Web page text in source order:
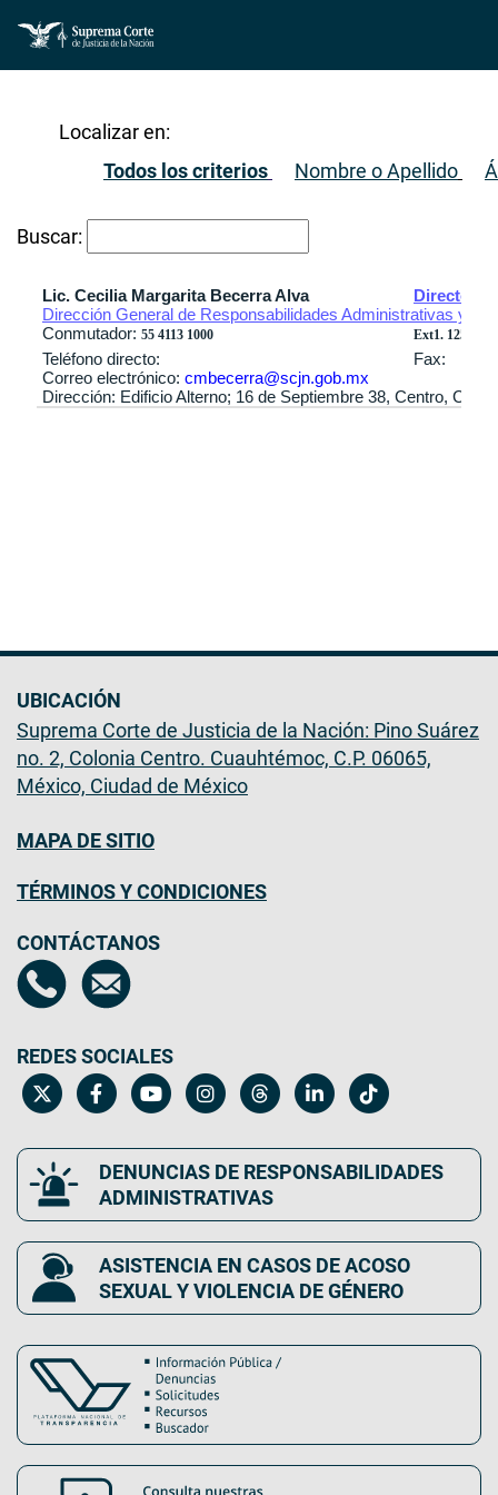
Localizar en:
Todos los criterios
Nombre o Apellido
Buscar:
Lic. Cecilia Margarita Becerra Alva
Directora
Dirección General de Responsabilidades Administrativas y de
Conmutador: 55 4113 1000 Ext1. 1252 /
Teléfono directo:
Fax:
Correo electrónico: cmbecerra@scjn.gob.mx
Dirección: Edificio Alterno; 16 de Septiembre 38, Centro,
UBICACIÓN
Suprema Corte de Justicia de la Nación: Pino Suárez
no. 2, Colonia Centro. Cuauhtémoc, C.P. 06065,
México, Ciudad de México
MAPA DE SITIO
TÉRMINOS Y CONDICIONES
CONTÁCTANOS
REDES SOCIALES
DENUNCIAS DE RESPONSABILIDADES
ADMINISTRATIVAS
ASISTENCIA EN CASOS DE ACOSO
SEXUAL Y VIOLENCIA DE GÉNERO